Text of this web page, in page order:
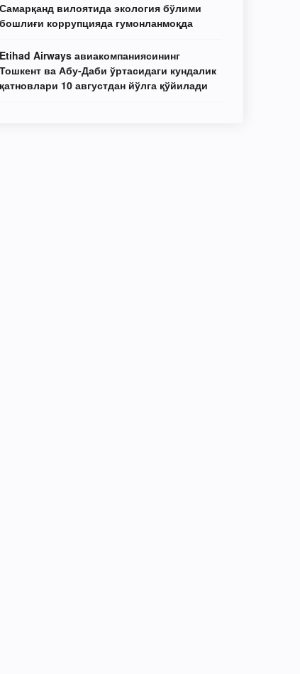
Самарқанд вилоятида экология бўлими
бошлиғи коррупцияда гумонланмоқда
Etihad Airways авиакомпаниясининг
Тошкент ва Абу-Даби ўртасидаги кундалик
қатновлари 10 августдан йўлга қўйилади